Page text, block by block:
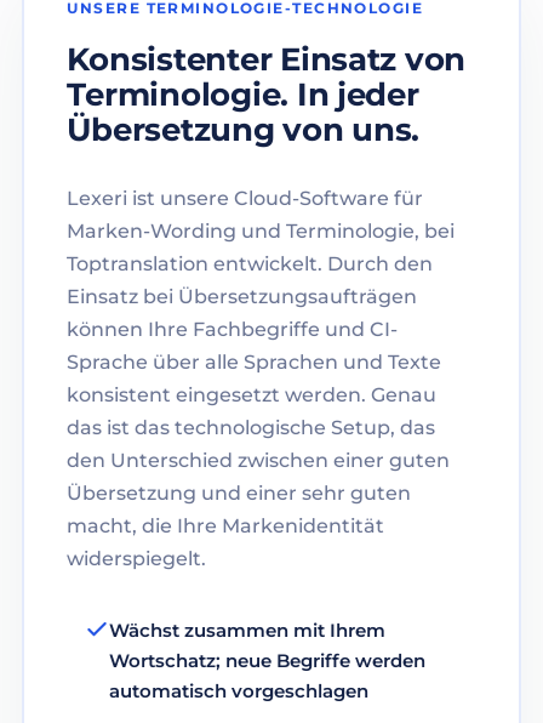
UNSERE TERMINOLOGIE-TECHNOLOGIE
Konsistenter Einsatz von
Terminologie. In jeder
Übersetzung von uns.
Lexeri ist unsere Cloud-Software für
Marken-Wording und Terminologie, bei
Toptranslation entwickelt. Durch den
Einsatz bei Übersetzungsaufträgen
können Ihre Fachbegriffe und CI-
Sprache über alle Sprachen und Texte
konsistent eingesetzt werden. Genau
das ist das technologische Setup, das
den Unterschied zwischen einer guten
Übersetzung und einer sehr guten
macht, die Ihre Markenidentität
widerspiegelt.
Wächst zusammen mit Ihrem
Wortschatz; neue Begriffe werden
automatisch vorgeschlagen